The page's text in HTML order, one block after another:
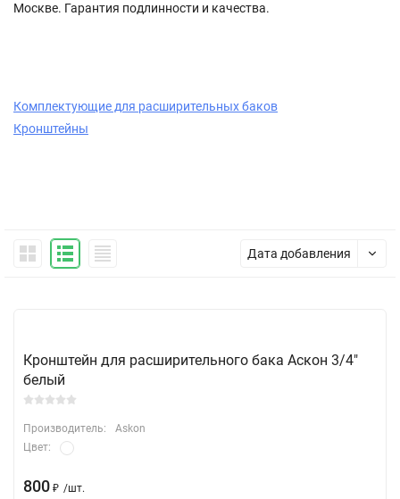
Москве. Гарантия подлинности и качества.
Комплектующие для расширительных баков
Кронштейны
Дата добавления
Кронштейн для расширительного бака Аскон 3/4"
белый
Производитель:
Askon
Цвет:
800 ₽ /шт.